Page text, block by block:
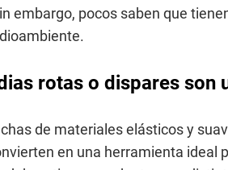
embargo, pocos saben que
rotas o dispares son
de materiales elásticos y
en una herramienta ideal